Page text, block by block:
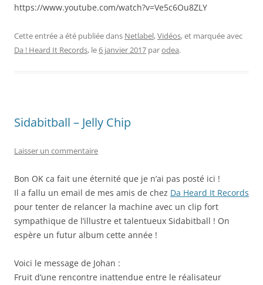
https://www.youtube.com/watch?v=Ve5c6Ou8ZLY
Cette entrée a été publiée dans Netlabel,Vidéos, et marquée avec
Da ! Heard It Records, le6 janvier 2017 parodea.
Sidabitball – Jelly Chip
Laisser un commentaire
Bon OK ca fait une éternité que je n’ai pas posté ici !
Il a fallu un email de mes amis de chez Da Heard It Records
pour tenter de relancer la machine avec un clip fort
sympathique de l’illustre et talentueux Sidabitball ! On
espère un futur album cette année !
Voici le message de Johan :
Fruit d’une rencontre inattendue entre le réalisateur